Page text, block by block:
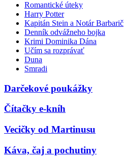
Romantické úteky
Harry Potter
Kapitán Stein a Notár Barbarič
Denník odvážneho bojka
Krimi Dominika Dána
Učím sa rozprávať
Duna
Smradi
Darčekové poukážky
Čítačky e-kníh
Vecičky od Martinusu
Káva, čaj a pochutiny